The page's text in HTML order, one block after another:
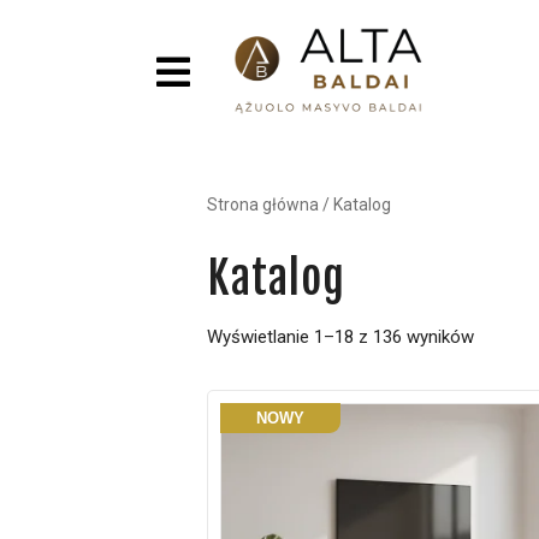
Strona główna / Katalog
Katalog
Wyświetlanie 1–18 z 136 wyników
NOWY